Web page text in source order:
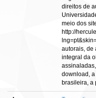
direitos de
meio dos
http://
autorais, de
integral da
download,
brasileira, a